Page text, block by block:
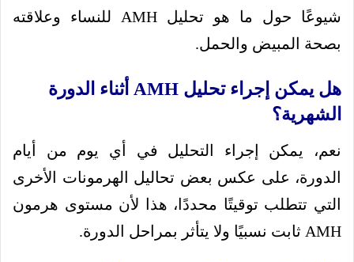
شيوعًا حول ما هو تحليل AMH للنساء وعلاقته
بصحة المبيض والحمل.
هل يمكن إجراء تحليل AMH أثناء الدورة
الشهرية؟
نعم، يمكن إجراء التحليل في أي يوم من أيام
الدورة، على عكس بعض تحاليل الهرمونات الأخرى
التي تتطلب توقيتًا محددًا، هذا لأن مستوى هرمون
AMH ثابت نسبيًا ولا يتأثر بمراحل الدورة.